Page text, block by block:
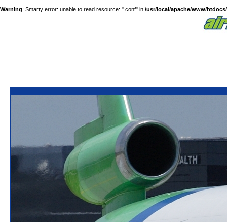
Warning: Smarty error: unable to read resource: ".conf" in /usr/local/apache/www/